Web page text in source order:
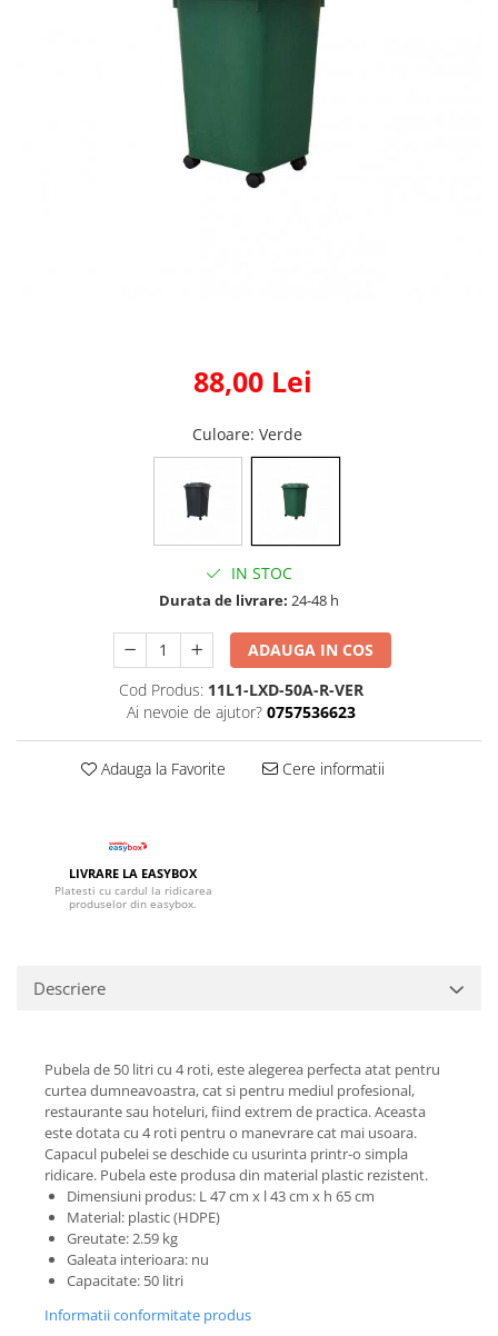
Fas Poliester 100% Verde
sidef/perlat 210gr/mp peliculizat
88,00 Lei
Culoare: Verde
IN STOC
Durata de livrare: 24-48 h
ADAUGA IN COS
Cod Produs: 11L1-LXD-50A-R-VER
Ai nevoie de ajutor? 0757536623
Adauga la Favorite Cere informatii
LIVRARE LA EASYBOX
Platesti cu cardul la ridicarea
produselor din easybox.
Descriere
Pubela de 50 litri cu 4 roti, este alegerea perfecta atat pentru
curtea dumneavoastra, cat si pentru mediul profesional,
restaurante sau hoteluri, fiind extrem de practica. Aceasta
este dotata cu 4 roti pentru o manevrare cat mai usoara.
Capacul pubelei se deschide cu usurinta printr-o simpla
ridicare. Pubela este produsa din material plastic rezistent.
Dimensiuni produs: L 47 cm x l 43 cm x h 65 cm
Material: plastic (HDPE)
Greutate: 2.59 kg
Galeata interioara: nu
Capacitate: 50 litri
Informatii conformitate produs